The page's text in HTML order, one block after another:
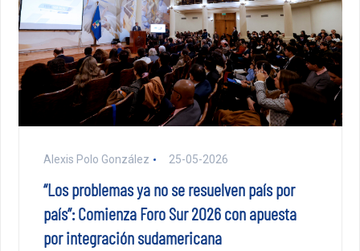
Alexis Polo González 25-05-2026
“Los problemas ya no se resuelven país por
país”: Comienza Foro Sur 2026 con apuesta
por integración sudamericana